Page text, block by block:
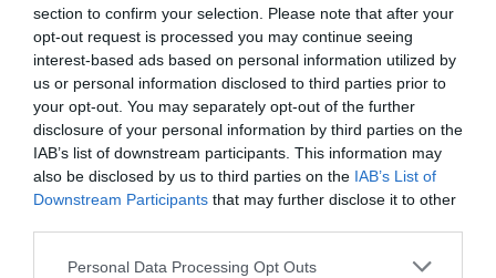
section to confirm your selection. Please note that after your
opt-out request is processed you may continue seeing
interest-based ads based on personal information utilized by
us or personal information disclosed to third parties prior to
your opt-out. You may separately opt-out of the further
disclosure of your personal information by third parties on the
IAB’s list of downstream participants. This information may
also be disclosed by us to third parties on the IAB’s List of
Downstream Participants that may further disclose it to other
Please note that this website/app uses one or more Google
Personal Data Processing Opt Outs
Τουρκία: Ο Ερντογάν εμφανίστηκε -
διαψεύδει τις φήμες για την υγεία
του και διώκει όσους τις διέσπειραν
ΛΕΩΝΙΔΑΣ ΕΠΙΣΚΟΠΟΣ
03.11.2021 | 17:06
Τουρκία: Διώξεις σε 30 χρήστες του
Twitter μετά τις φήμες περί
θανάτου του Ερντογάν
ΛΕΩΝΙΔΑΣ ΕΠΙΣΚΟΠΟΣ